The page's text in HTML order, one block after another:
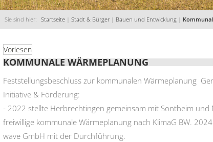
Sie sind hier: Startseite | Stadt & Bürger | Bauen und Entwicklung |
Vorlesen
KOMMUNALE WÄRMEPLANUNG
Feststellungsbeschluss zur kommunalen Wärmeplanung
Initiative & Förderung:
- 2022 stellte Herbrechtingen gemeinsam mit Sontheim und
freiwillige kommunale Wärmeplanung nach KlimaG BW.
wave GmbH mit der Durchführung.